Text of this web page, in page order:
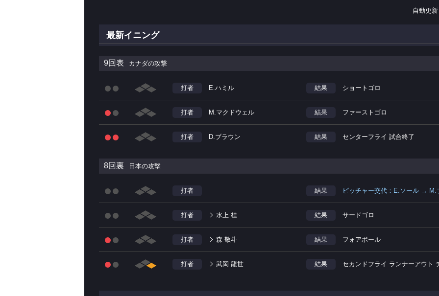
自動更新
最新イニング
9回表 カナダの攻撃
打者 E.ハミル 結果 ショートゴロ
打者 M.マクドウェル 結果 ファーストゴロ
打者 D.ブラウン 結果 センターフライ 試合終了
8回裏 日本の攻撃
打者 結果 ピッチャー交代：E.ソール → M.
打者 水上 桂 結果 サードゴロ
打者 森 敬斗 結果 フォアボール
打者 武岡 龍世 結果 セカンドフライ ランナーアウト